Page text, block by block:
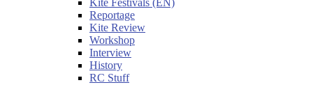
Kite Festivals (EN)
Reportage
Kite Review
Workshop
Interview
History
RC Stuff